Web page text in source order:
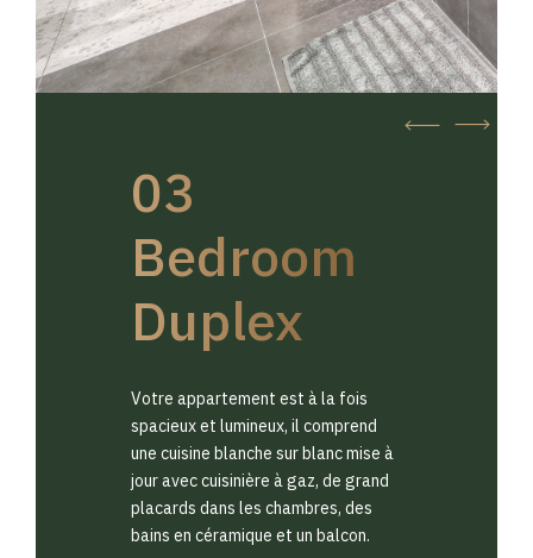
03
Bedroom
Duplex
Votre appartement est à la fois
spacieux et lumineux, il comprend
une cuisine blanche sur blanc mise à
jour avec cuisinière à gaz, de grand
placards dans les chambres, des
bains en céramique et un balcon.